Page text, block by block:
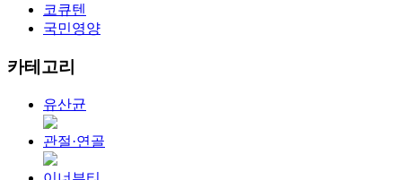
코큐텐
국민영양
카테고리
유산균
관절·연골